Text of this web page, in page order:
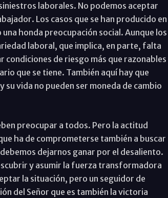
laborales. No podemos aceptar
Los casos que se han producido en
honda preocupación social. Aunque los
laboral, que implica, en parte, falta
condiciones de riesgo más que razonables
que se tiene. También aquí hay que
vida no pueden ser moneda de cambio
preocupar a todos. Pero la actitud
ha de comprometerse también a buscar
dejarnos ganar por el desaliento.
y asumir la fuerza transformadora
la situación, pero un seguidor de
del Señor que es también la victoria